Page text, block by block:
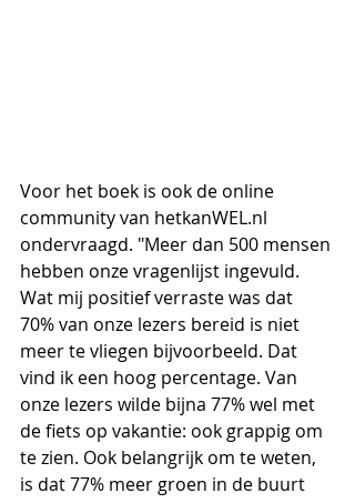
Voor het boek is ook de online
community van hetkanWEL.nl
ondervraagd. "Meer dan 500 mensen
hebben onze vragenlijst ingevuld.
Wat mij positief verraste was dat
70% van onze lezers bereid is niet
meer te vliegen bijvoorbeeld. Dat
vind ik een hoog percentage. Van
onze lezers wilde bijna 77% wel met
de fiets op vakantie: ook grappig om
te zien. Ook belangrijk om te weten,
is dat 77% meer groen in de buurt